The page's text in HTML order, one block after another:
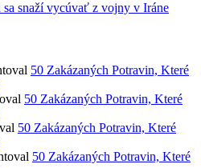
snaží vycúvať z vojny v Iráne
50 Zakázaných Potravin, Které
50 Zakázaných Potravin, Které
50 Zakázaných Potravin, Které
50 Zakázaných Potravin, Které